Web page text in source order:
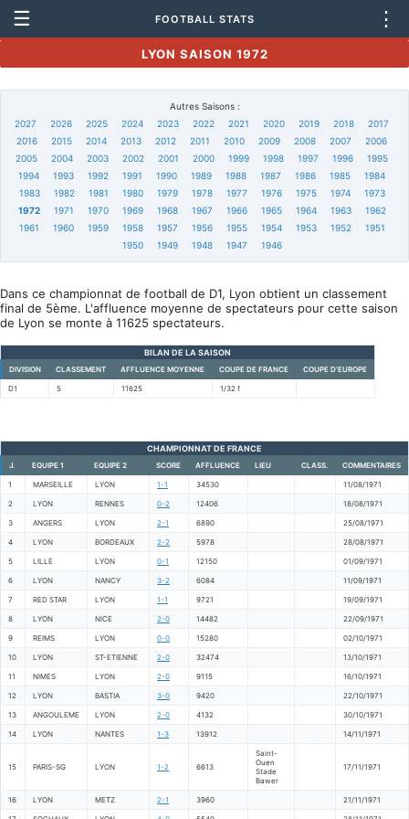
☰ FOOTBALL STATS ⋮
LYON SAISON 1972
Autres Saisons :
2027
2026 2025 2024 2023 2022 2021 2020 2019 2018
2017
2016
2015 2014 2013 2012 2011 2010 2009 2008 2007
2006
2005
2004 2003 2002 2001 2000 1999 1998 1997 1996
1995
1994
1993 1992 1991 1990 1989 1988 1987 1986 1985
1984
1983
1982 1981 1980 1979 1978 1977 1976 1975 1974
1973
1972
1971 1970 1969 1968 1967 1966 1965 1964 1963
1962
1961
1960 1959 1958 1957 1956 1955 1954 1953 1952
1951
1950
1949 1948 1947 1946
Dans ce championnat de football de D1, Lyon obtient un classement
final de 5ème. L'affluence moyenne de spectateurs pour cette saison
de Lyon se monte à 11625 spectateurs.
BILAN DE LA SAISON
DIVISION CLASSEMENT AFFLUENCE MOYENNE COUPE DE FRANCE COUPE D'EUROPE
D1 5 11625 1/32 f
CHAMPIONNAT DE FRANCE
J. EQUIPE 1 EQUIPE 2 SCORE AFFLUENCE LIEU CLASS. COMMENTAIRES
1 MARSEILLE LYON 1-1 34530 11/08/1971
2 LYON RENNES 0-2 12406 18/08/1971
3 ANGERS LYON 2-1 6890 25/08/1971
4 LYON BORDEAUX 2-2 5978 28/08/1971
5 LILLE LYON 0-1 12150 01/09/1971
6 LYON NANCY 3-2 6084 11/09/1971
7 RED STAR LYON 1-1 9721 19/09/1971
8 LYON NICE 2-0 14482 22/09/1971
9 REIMS LYON 0-0 15280 02/10/1971
10 LYON ST-ETIENNE 2-0 32474 13/10/1971
11 NIMES LYON 2-0 9115 16/10/1971
12 LYON BASTIA 3-0 9420 22/10/1971
13 ANGOULEME LYON 2-0 4132 30/10/1971
14 LYON NANTES 1-3 13912 14/11/1971
15 PARIS-SG LYON 1-2 6613
Saint-
Ouen
Stade
Bawer
17/11/1971
16 LYON METZ 2-1 3960 21/11/1971